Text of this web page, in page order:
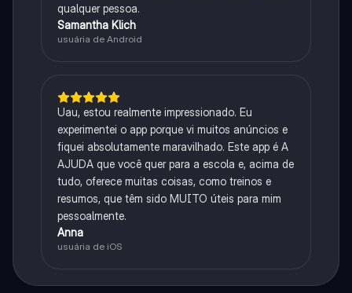
qualquer pessoa.
Samantha Klich
usuária de Android
Uau, estou realmente impressionado. Eu
experimentei o app porque vi muitos anúncios e
fiquei absolutamente maravilhado. Este app é A
AJUDA que você quer para a escola e, acima de
tudo, oferece muitas coisas, como treinos e
resumos, que têm sido MUITO úteis para mim
pessoalmente.
Anna
usuária de iOS